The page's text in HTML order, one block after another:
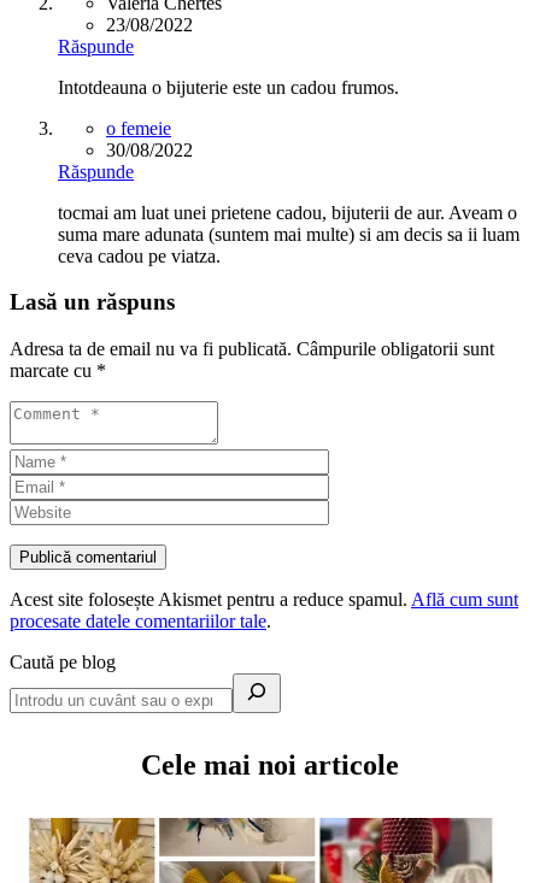
23/08/2022
Răspunde
Intotdeauna o bijuterie este un cadou frumos.
o femeie
30/08/2022
Răspunde
tocmai am luat unei prietene cadou, bijuterii de aur. Aveam o
suma mare adunata (suntem mai multe) si am decis sa ii luam
ceva cadou pe viatza.
Lasă un răspuns
Adresa ta de email nu va fi publicată. Câmpurile obligatorii sunt
marcate cu *
Acest site folosește Akismet pentru a reduce spamul. Află cum sunt
procesate datele comentariilor tale.
Caută pe blog
Cele mai noi articole